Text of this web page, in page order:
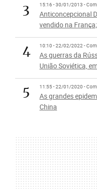
3 15:16 - 30/01/2013 -
Anticoncepcional
vendido na
4 10:10 - 22/02/2022 -
As guerras da
União Soviética,
5 11:55 - 22/01/2020 -
As grandes
China